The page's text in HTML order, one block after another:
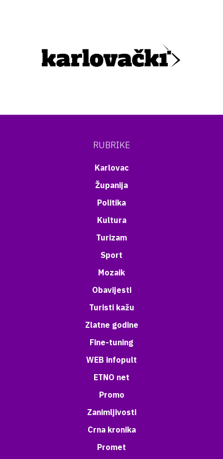
RUBRIKE
Karlovac
Županija
Politika
Kultura
Turizam
Sport
Mozaik
Obavijesti
Turisti kažu
Zlatne godine
Fine-tuning
WEB infopult
ETNO net
Promo
Zanimljivosti
Crna kronika
Promet